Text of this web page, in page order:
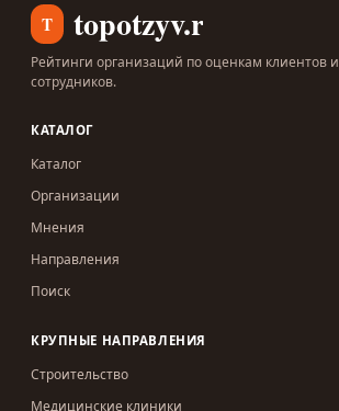
T topotzyv.ru
Рейтинги организаций по оценкам клиентов и
сотрудников.
КАТАЛОГ
Каталог
Организации
Мнения
Направления
Поиск
КРУПНЫЕ НАПРАВЛЕНИЯ
Строительство
Медицинские клиники